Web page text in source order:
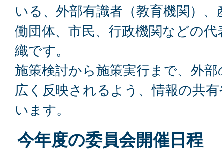
いる、外部有識者（教育機関）
働団体、市民、行政機関などの
織です。
施策検討から施策実行まで、外
広く反映されるよう、情報の共
います。
今年度の委員会開催日程